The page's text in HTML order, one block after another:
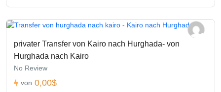
privater Transfer von Kairo nach Hurghada- von
Hurghada nach Kairo
No Review
von 0,00$